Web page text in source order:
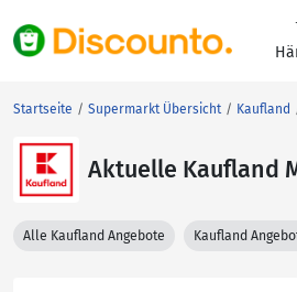
Startseite Supermarkt Übersicht Kaufland
Aktuelle Kaufland
Alle Kaufland Angebote Kaufland